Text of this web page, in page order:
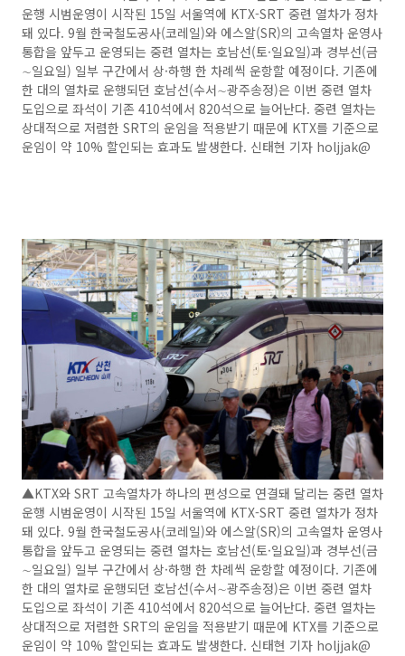
운행 시범운영이 시작된 15일 서울역에 KTX-SRT 중련 열차가 정차
돼 있다. 9월 한국철도공사(코레일)와 에스알(SR)의 고속열차 운영사
통합을 앞두고 운영되는 중련 열차는 호남선(토·일요일)과 경부선(금
∼일요일) 일부 구간에서 상·하행 한 차례씩 운항할 예정이다. 기존에
한 대의 열차로 운행되던 호남선(수서∼광주송정)은 이번 중련 열차
도입으로 좌석이 기존 410석에서 820석으로 늘어난다. 중련 열차는
상대적으로 저렴한 SRT의 운임을 적용받기 때문에 KTX를 기준으로
운임이 약 10% 할인되는 효과도 발생한다. 신태현 기자 holjjak@
▲KTX와 SRT 고속열차가 하나의 편성으로 연결돼 달리는 중련 열차
운행 시범운영이 시작된 15일 서울역에 KTX-SRT 중련 열차가 정차
돼 있다. 9월 한국철도공사(코레일)와 에스알(SR)의 고속열차 운영사
통합을 앞두고 운영되는 중련 열차는 호남선(토·일요일)과 경부선(금
∼일요일) 일부 구간에서 상·하행 한 차례씩 운항할 예정이다. 기존에
한 대의 열차로 운행되던 호남선(수서∼광주송정)은 이번 중련 열차
도입으로 좌석이 기존 410석에서 820석으로 늘어난다. 중련 열차는
상대적으로 저렴한 SRT의 운임을 적용받기 때문에 KTX를 기준으로
운임이 약 10% 할인되는 효과도 발생한다. 신태현 기자 holjjak@